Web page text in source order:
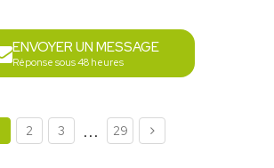
ENVOYER UN MESSAGE
Réponse sous 48 heures
2 3 ... 29